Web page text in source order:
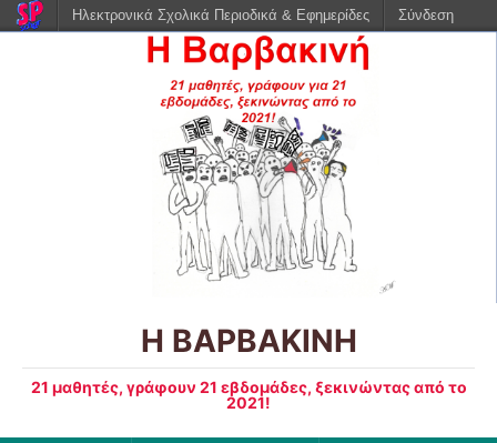
Η ΒΑΡΒΑΚΙΝΗ
21 μαθητές, γράφουν 21 εβδομάδες, ξεκινώντας από το
2021!
Ηλεκτρονικά Σχολικά Περιοδικά & Εφημερίδες Σύνδεση